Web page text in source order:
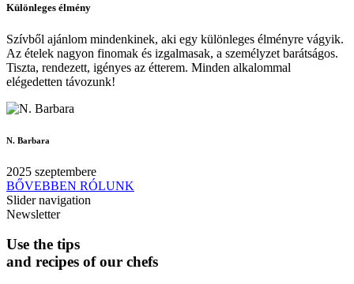
Különleges élmény
Szívből ajánlom mindenkinek, aki egy különleges élményre vágyik.
Az ételek nagyon finomak és izgalmasak, a személyzet barátságos.
Tiszta, rendezett, igényes az étterem. Minden alkalommal
elégedetten távozunk!
N. Barbara
2025 szeptembere
BŐVEBBEN RÓLUNK
Slider navigation
Newsletter
Use the tips
and recipes of our chefs